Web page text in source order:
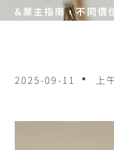
&業主指南，不同價
2025-09-11 上